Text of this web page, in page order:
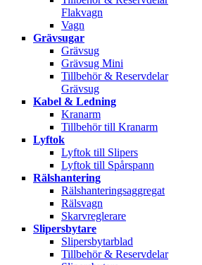
Flakvagn
Vagn
Grävsugar
Grävsug
Grävsug Mini
Tillbehör & Reservdelar
Grävsug
Kabel & Ledning
Kranarm
Tillbehör till Kranarm
Lyftok
Lyftok till Slipers
Lyftok till Spårspann
Rälshantering
Rälshanteringsaggregat
Rälsvagn
Skarvreglerare
Slipersbytare
Slipersbytarblad
Tillbehör & Reservdelar